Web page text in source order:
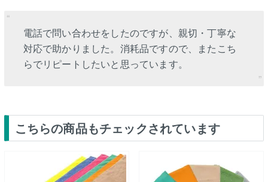
電話で問い合わせをしたのですが、親切・丁寧な
対応で助かりました。消耗品ですので、またこち
らでリピートしたいと思っています。
こちらの商品もチェックされています